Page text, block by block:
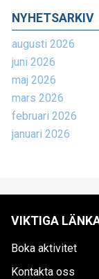
NYHETSARKIV
augusti 2026
juni 2026
maj 2026
mars 2026
februari 2026
januari 2026
VIKTIGA
Boka aktivitet
Kontakta oss